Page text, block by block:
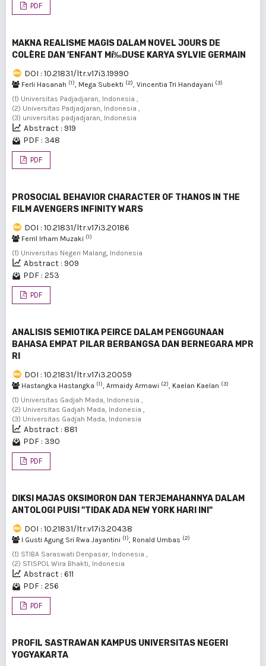
PDF
MAKNA REALISME MAGIS DALAM NOVEL JOURS DE
COLÈRE DAN 'ENFANT Mí‰DUSE KARYA SYLVIE GERMAIN
DOI : 10.21831/ltr.v17i3.19990
Ferli Hasanah (1), Mega Subekti (2), Vincentia Tri Handayani (3)
(1) Universitas Padjadjaran, Indonesia ,
(2) Universitas Padjadjaran, Indonesia ,
(3) universitas padjadjaran, Indonesia
Abstract : 919
PDF : 348
PDF
PROSOCIAL BEHAVIOR CHARACTER OF THANOS IN THE
FILM AVENGERS INFINITY WARS
DOI : 10.21831/ltr.v17i3.20186
Ferril Irham Muzaki (1)
(1) Universitas Negeri Malang, Indonesia
Abstract : 909
PDF : 253
PDF
ANALISIS SEMIOTIKA PEIRCE DALAM PENGGUNAAN
BAHASA EMPAT PILAR BERBANGSA DAN BERNEGARA MPR
RI
DOI : 10.21831/ltr.v17i3.20059
Hastangka Hastangka (1), Armaidy Armawi (2), Kaelan Kaelan (3)
(1) Universitas Gadjah Mada, Indonesia ,
(2) Universitas Gadjah Mada, Indonesia ,
(3) Universitas Gadjah Mada, Indonesia
Abstract : 881
PDF : 390
PDF
DIKSI MAJAS OKSIMORON DAN TERJEMAHANNYA DALAM
ANTOLOGI PUISI "TIDAK ADA NEW YORK HARI INI"
DOI : 10.21831/ltr.v17i3.20438
I Gusti Agung Sri Rwa Jayantini (1), Ronald Umbas (2)
(1) STIBA Saraswati Denpasar, Indonesia ,
(2) STISPOL Wira Bhakti, Indonesia
Abstract : 611
PDF : 256
PDF
PROFIL SASTRAWAN KAMPUS UNIVERSITAS NEGERI
YOGYAKARTA